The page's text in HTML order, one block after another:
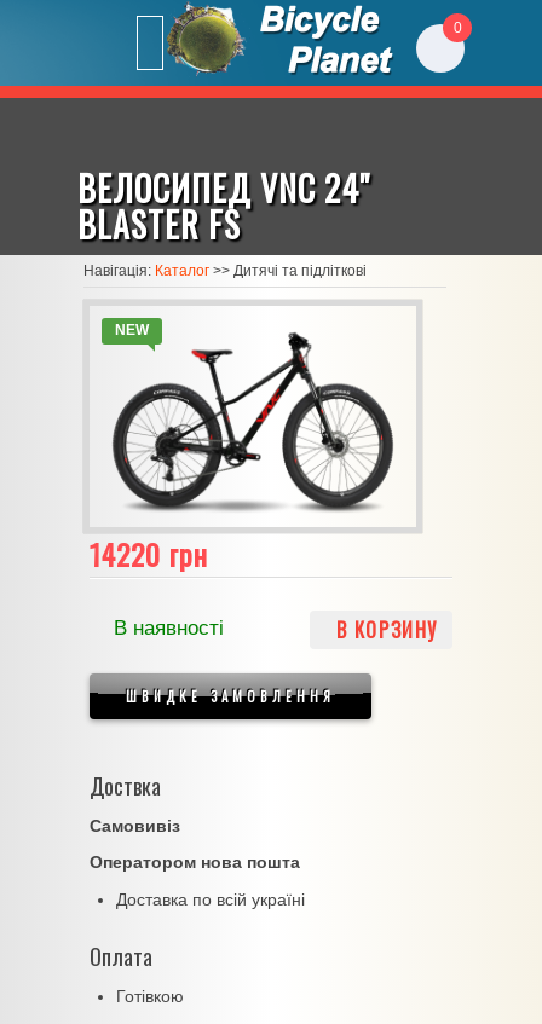
0
ВЕЛОСИПЕД VNC 24"
BLASTER FS
Навігація: Каталог >> Дитячі та підліткові
NEW
14220 грн
В наявності В КОРЗИНУ
ШВИДКЕ ЗАМОВЛЕННЯ
Доствка
Самовивіз
Оператором нова пошта
Доставка по всій україні
Оплата
Готівкою